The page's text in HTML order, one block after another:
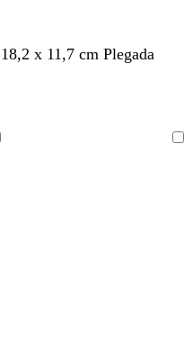
18,2 x 11,7 cm Plegada